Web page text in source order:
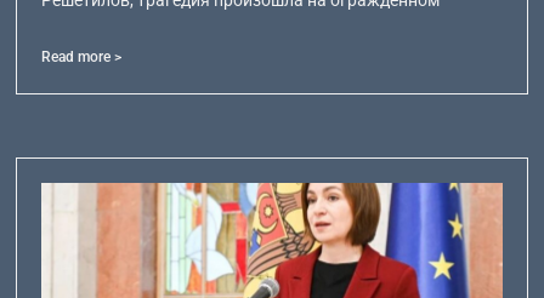
Read more >